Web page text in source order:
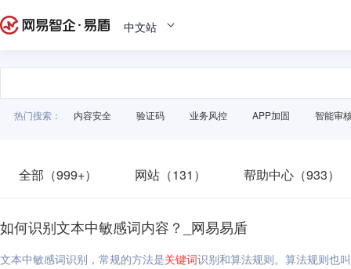
中文站
热门搜索： 内容安全 验证码 业务风控 APP加固 智能审
全部（999+） 网站（131） 帮助中心（933）
如何识别文本中敏感词内容？_网易易盾
文本中敏感词识别，常规的方法是关键词识别和算法规则。算法规则也